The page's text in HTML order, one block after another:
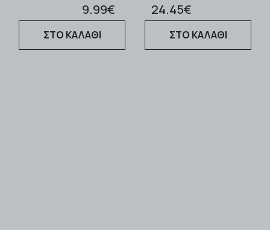
9.99€
ΣΤΟ ΚΑΛΑΘΙ
24.45€
ΣΤΟ ΚΑΛΑΘΙ